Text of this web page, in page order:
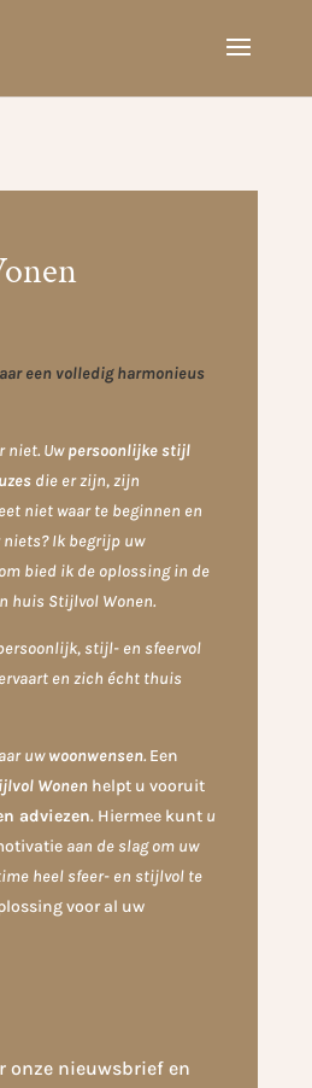
een volledig harmonieus
niet. Uwpersoonlijke stijl
die er zijn, zijn
niet waar te beginnen en
Ik begrijp uw
bied ik de oplossing in de
huis Stijlvol Wonen.
stijl- en sfeervol
en zich écht thuis
uwwoonwensen. Een
Wonen helpt u vooruit
adviezen. Hiermee kunt u
aan de slag om uw
heel sfeer- en stijlvol te
voor al uw
onze nieuwsbrief en